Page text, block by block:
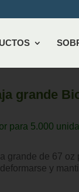
grande
para 5.000
grande de 67 oz
y